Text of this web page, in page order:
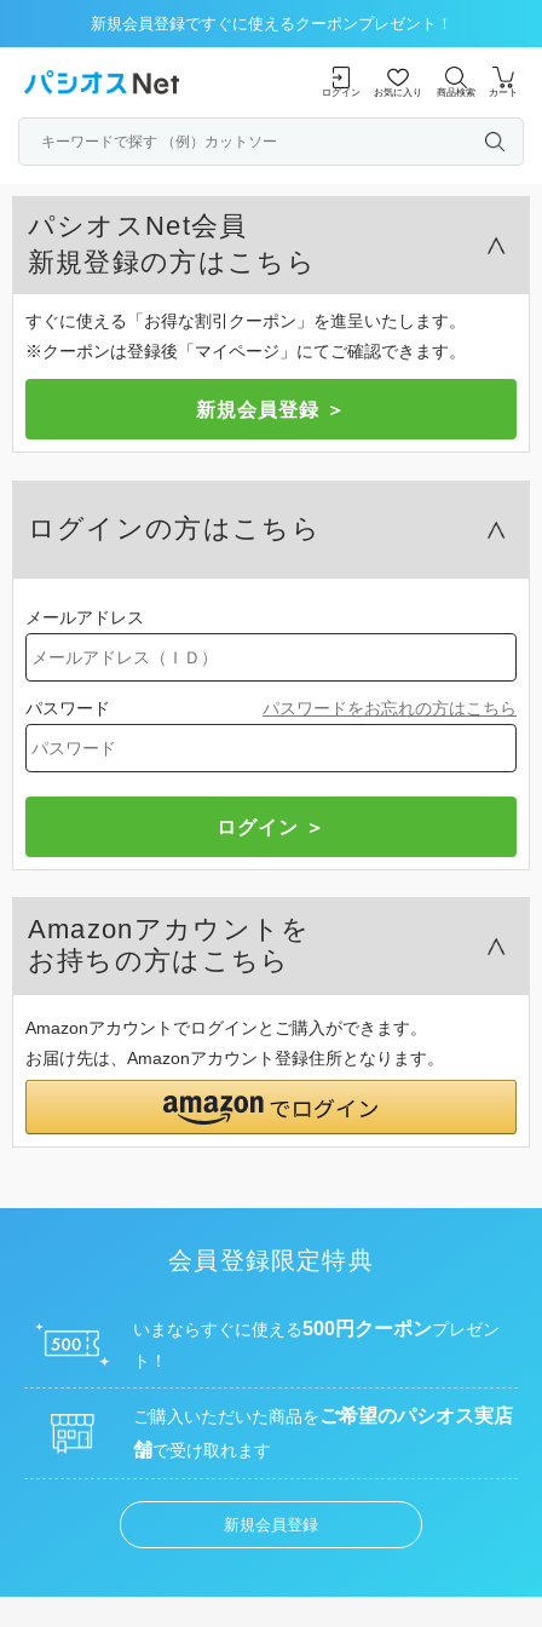
新規会員登録ですぐに使えるクーポンプレゼント！
ログイン お気に入り 商品検索 カート
パシオスNet会員
新規登録の方はこちら
すぐに使える「お得な割引クーポン」を進呈いたします。
※クーポンは登録後「マイページ」にてご確認できます。
ログインの方はこちら
メールアドレス
パスワード パスワードをお忘れの方はこちら
Amazonアカウントを
お持ちの方はこちら
Amazonアカウントでログインとご購入ができます。
お届け先は、Amazonアカウント登録住所となります。
会員登録限定特典
いまならすぐに使える500円クーポンプレゼン
ト！
ご購入いただいた商品をご希望のパシオス実店
舗で受け取れます
新規会員登録